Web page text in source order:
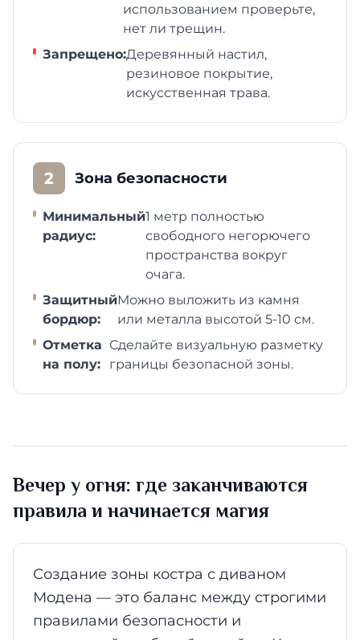
использованием проверьте,
нет ли трещин.
Запрещено:Деревянный настил,
резиновое покрытие,
искусственная трава.
2 Зона безопасности
Минимальный
радиус:
1 метр полностью
свободного негорючего
пространства вокруг
очага.
Защитный
бордюр:
Можно выложить из камня
или металла высотой 5-10 см.
Отметка
на полу:
Сделайте визуальную разметку
границы безопасной зоны.
Вечер у огня: где заканчиваются
правила и начинается магия
Создание зоны костра с диваном
Модена — это баланс между строгими
правилами безопасности и